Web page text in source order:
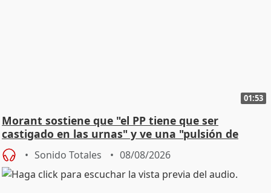
01:53
Morant sostiene que "el PP tiene que ser
castigado en las urnas" y ve una "pulsión de
cambio"
Sonido Totales 08/08/2026